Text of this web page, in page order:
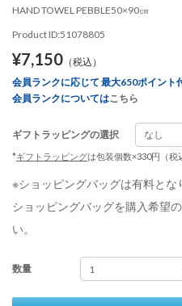
HAND TOWEL PEBBLE50×90㎝
Product ID:51078805
¥7,150 （税込）
会員ランクに応じて 最大650ポイント
会員ランクについてはこちら
ギフトラッピングの選択
*ギフトラッピングは包装個数×330円（税
※ショッピングバッグは有料とな
ショッピングバッグを購入希望
い。
数量